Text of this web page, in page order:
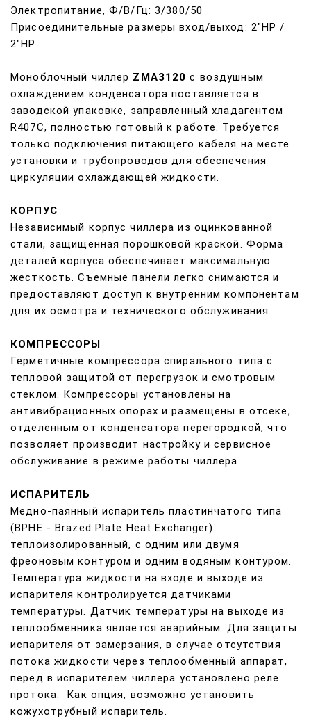
Электропитание, Ф/В/Гц: 3/380/50
Присоединительные размеры вход/выход: 2"НР /
2"НР
Моноблочный чиллер ZMA3120с воздушным
охлаждением конденсатора поставляется в
заводской упаковке, заправленный хладагентом
R407C, полностью готовый к работе. Требуется
только подключения питающего кабеля на месте
установки и трубопроводов для обеспечения
циркуляции охлаждающей жидкости.
КОРПУС
Независимый корпус чиллера из оцинкованной
стали, защищенная порошковой краской. Форма
деталей корпуса обеспечивает максимальную
жесткость. Съемные панели легко снимаются и
предоставляют доступ к внутренним компонентам
для их осмотра и технического обслуживания.
КОМПРЕССОРЫ
Герметичные компрессора спирального типа с
тепловой защитой от перегрузок и смотровым
стеклом. Компрессоры установлены на
антивибрационных опорах и размещены в отсеке,
отделенным от конденсатора перегородкой, что
позволяет производит настройку и сервисное
обслуживание в режиме работы чиллера.
ИСПАРИТЕЛЬ
Медно-паянный испаритель пластинчатого типа
(BPHE - Brazed Plate Heat Exchanger)
теплоизолированный, с одним или двумя
фреоновым контуром и одним водяным контуром.
Температура жидкости на входе и выходе из
испарителя контролируется датчиками
температуры. Датчик температуры на выходе из
теплообменника является аварийным. Для защиты
испарителя от замерзания, в случае отсутствия
потока жидкости через теплообменный аппарат,
перед в испарителем чиллера установлено реле
протока. Как опция, возможно установить
кожухотрубный испаритель.